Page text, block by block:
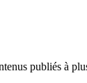
publiés à